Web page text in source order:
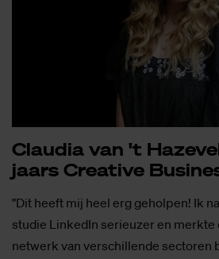
Clau­dia van 't
jaars Cre­a­ti­ve
"Dit heeft mij heel erg geholpen! Ik
studie LinkedIn serieuzer en merkte
netwerk van verschillende sectoren